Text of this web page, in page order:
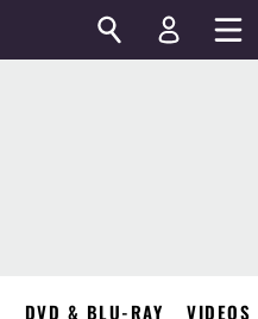
DVD & BLU-RAY VIDEOS